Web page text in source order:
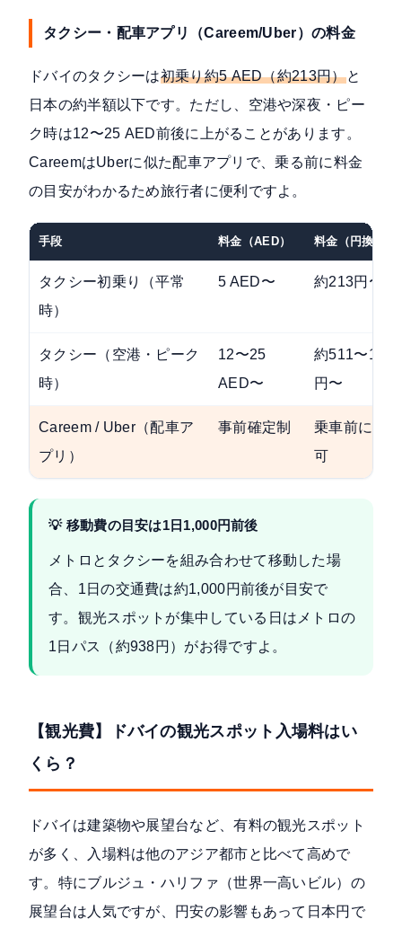
タクシー・配車アプリ（Careem/Uber）の料金
ドバイのタクシーは初乗り約5 AED（約213円）と
日本の約半額以下です。ただし、空港や深夜・ピー
ク時は12〜25 AED前後に上がることがあります。
CareemはUberに似た配車アプリで、乗る前に料金
の目安がわかるため旅行者に便利ですよ。
手段 料金（AED） 料金（円換算）
タクシー初乗り（平常
時）
5 AED〜 約213円〜
タクシー（空港・ピーク
時）
12〜25
AED〜
約511〜
円〜
Careem / Uber（配車ア
プリ）
事前確定制
乗車前に確認
可
💡 移動費の目安は1日1,000円前後
メトロとタクシーを組み合わせて移動した場
合、1日の交通費は約1,000円前後が目安で
す。観光スポットが集中している日はメトロの
1日パス（約938円）がお得ですよ。
【観光費】ドバイの観光スポット入場料はい
くら？
ドバイは建築物や展望台など、有料の観光スポット
が多く、入場料は他のアジア都市と比べて高めで
す。特にブルジュ・ハリファ（世界一高いビル）の
展望台は人気ですが、円安の影響もあって日本円で